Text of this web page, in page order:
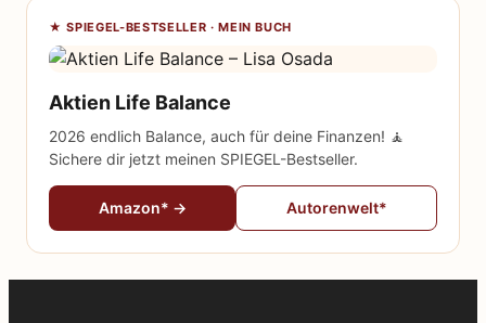
★ SPIEGEL-BESTSELLER · MEIN BUCH
Aktien Life Balance
2026 endlich Balance, auch für deine Finanzen! 🧘
Sichere dir jetzt meinen SPIEGEL-Bestseller.
Amazon* → Autorenwelt*